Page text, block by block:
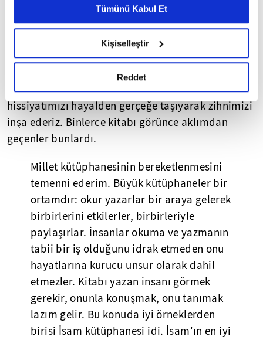
Metnimizi ziyaret edebilirsiniz.
6698 sayılı Kişisel Verilerin Korunması Kanunu uyarınca
okumak ve sitemizi ziyaretiniz kapsamında
gerçekleştirilen veri işleme faaliyetleri ile ilgili daha
detaylı bilgi almak için lütfentıklayınız.
Tümünü Kabul Et
Kişiselleştir
Reddet
nedenle onlar hakikat peşindeki yolculuğu 'sulhu
olmayan savaş' diye anlatmışlardır. Bu süreçte
yazmanın ehemmiyeti ortaya çıkar. İnsan kime
yazar? Gerçek bir düşünce hayatı için insan kendisi
için okur, kendisi için yazar; gerçekte biz
kendimize yazarız. Başka bir anlatımla yazarak
hissiyatımızı hayalden gerçeğe taşıyarak zihnimizi
inşa ederiz. Binlerce kitabı görünce aklımdan
geçenler bunlardı.
Millet kütüphanesinin bereketlenmesini
temenni ederim. Büyük kütüphaneler bir
ortamdır: okur yazarlar bir araya gelerek
birbirlerini etkilerler, birbirleriyle
paylaşırlar. İnsanlar okuma ve yazmanın
tabii bir iş olduğunu idrak etmeden onu
hayatlarına kurucu unsur olarak dahil
etmezler. Kitabı yazan insanı görmek
gerekir, onunla konuşmak, onu tanımak
lazım gelir. Bu konuda iyi örneklerden
birisi İsam kütüphanesi idi. İsam'ın en iyi